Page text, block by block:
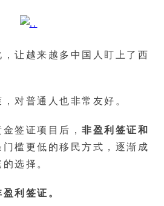
让越来越多中国人盯上了西
对普通人也非常友好。
签证项目后， 非盈利签证和
门槛更低的移民方式，逐渐成
选择。
利签证。